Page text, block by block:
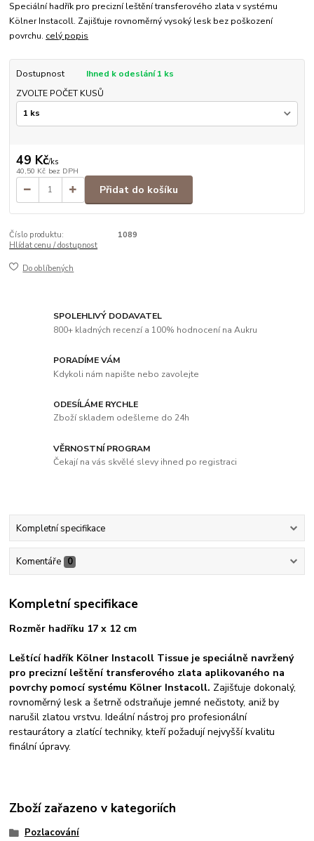
Speciální hadřík pro precizní leštění transferového zlata v systému
Kölner Instacoll. Zajišťuje rovnoměrný vysoký lesk bez poškození
povrchu. celý popis
Dostupnost
Ihned k odeslání 1 ks
ZVOLTE POČET KUSŮ
49 Kč/ks
40,50 Kč bez DPH
Přidat do košíku
Číslo produktu:
1089
Hlídat cenu / dostupnost
Do oblíbených
SPOLEHLIVÝ DODAVATEL
800+ kladných recenzí a 100% hodnocení na Aukru
PORADÍME VÁM
Kdykoli nám napište nebo zavolejte
ODESÍLÁME RYCHLE
Zboží skladem odešleme do 24h
VĚRNOSTNÍ PROGRAM
Čekají na vás skvělé slevy ihned po registraci
Kompletní specifikace
Komentáře 0
Kompletní specifikace
Rozměr hadříku 17 x 12 cm
Leštící hadřík Kölner Instacoll Tissue je speciálně navržený
pro precizní leštění transferového zlata aplikovaného na
povrchy pomocí systému Kölner Instacoll. Zajišťuje dokonalý,
rovnoměrný lesk a šetrně odstraňuje jemné nečistoty, aniž by
narušil zlatou vrstvu. Ideální nástroj pro profesionální
restaurátory a zlatící techniky, kteří požadují nejvyšší kvalitu
finální úpravy.
Zboží zařazeno v kategoriích
Pozlacování